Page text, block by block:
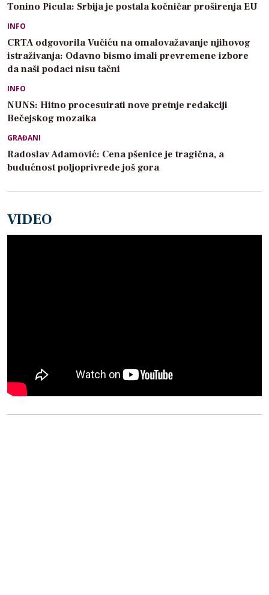
Tonino Picula: Srbija je postala kočničar proširenja EU
INFO
CRTA odgovorila Vučiću na omalovažavanje njihovog
istraživanja: Odavno bismo imali prevremene izbore
da naši podaci nisu tačni
INFO
NUNS: Hitno procesuirati nove pretnje redakciji
Bečejskog mozaika
GRAĐANI
Radoslav Adamović: Cena pšenice je tragična, a
budućnost poljoprivrede još gora
VIDEO